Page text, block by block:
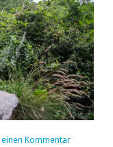
einen Kommentar